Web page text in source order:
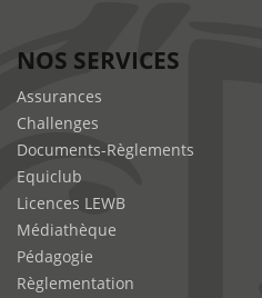
NOS SERVICES
Assurances
Challenges
Documents-Règlements
Equiclub
Licences LEWB
Médiathèque
Pédagogie
Règlementation